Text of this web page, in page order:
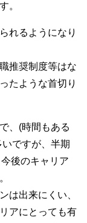
。
れるようになり
推奨制度等はな
たような首切り
、(時間もある
ですが、半期
後のキャリア
は出来にくい、
アにとっても有